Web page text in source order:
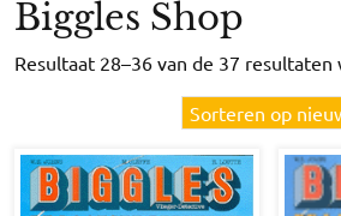
Biggles Shop
Resultaat 28–36 van de 37